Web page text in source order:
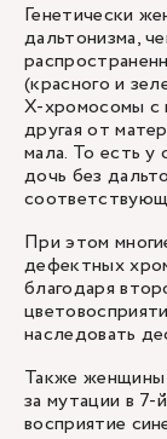
Генетически
дальтонизма,
(красного и
Х-хромосомы с
другая от
мала. То есть
дочь без
При этом
дефектных
благодаря
наследовать
Также
за мутации в 7-
восприятие